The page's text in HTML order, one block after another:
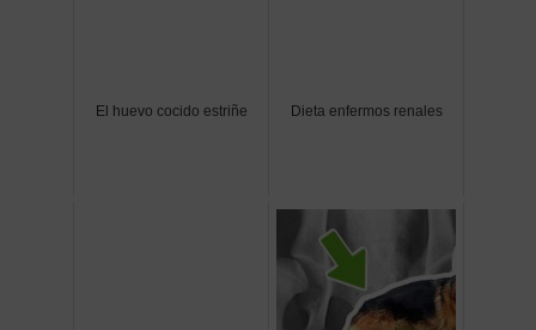
El huevo cocido estriñe Dieta enfermos renales